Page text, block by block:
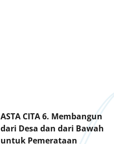
ASTA CITA 6. Membangun
dari Desa dan dari Bawah
untuk Pemerataan